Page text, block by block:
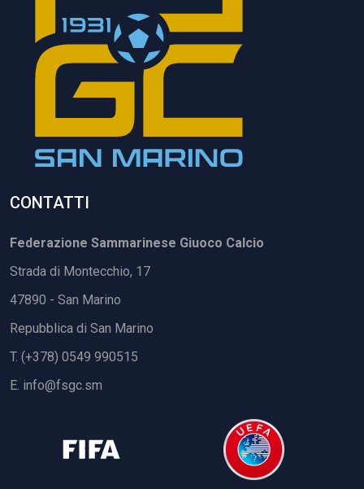
CONTATTI
Federazione Sammarinese Giuoco Calcio
Strada di Montecchio, 17
47890 - San Marino
Repubblica di San Marino
T. (+378) 0549 990515
E. info@fsgc.sm